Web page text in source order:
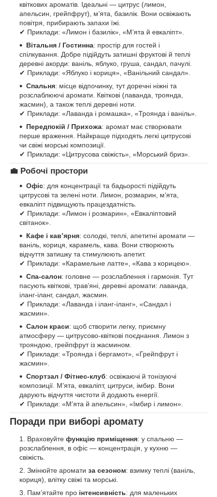
квіткових ароматів. Ідеальні — цитрус (лимон,
апельсин, грейпфрут), м’ята, базилік. Вони освіжають
повітря, прибирають запахи їжі.
✔ Приклади: «Лимон і базилік», «М’ята й евкаліпт».
Вітальня / Гостинна: простір для гостей і
спілкування. Добре підійдуть затишні фруктові й теплі
деревні акорди: ваніль, яблуко, груша, сандал, пачулі.
✔ Приклади: «Яблуко і кориця», «Ванільний сандал».
Спальня: місце відпочинку, тут доречні ніжні та
розслаблюючі аромати. Квіткові (лаванда, троянда,
жасмин), а також теплі деревні ноти.
✔ Приклади: «Лаванда і ромашка», «Троянда і ваніль».
Передпокій / Прихожа: аромат має створювати
перше враження. Найкраще підходять легкі цитрусові
чи свіжі морські композиції.
✔ Приклади: «Цитрусова свіжість», «Морський бриз».
💼 Робочі простори
Офіс: для концентрації та бадьорості підійдуть
цитрусові та зелені ноти. Лимон, розмарин, м’ята,
евкаліпт підвищують працездатність.
✔ Приклади: «Лимон і розмарин», «Евкаліптовий
світанок».
Кафе і кав’ярня: солодкі, теплі, апетитні аромати —
ваніль, кориця, карамель, кава. Вони створюють
відчуття затишку та стимулюють апетит.
✔ Приклади: «Карамельне латте», «Кава з корицею».
Спа-салон: головне — розслаблення і гармонія. Тут
пасують квіткові, трав’яні, деревні аромати: лаванда,
іланг-іланг, сандал, жасмин.
✔ Приклади: «Лаванда і іланг-іланг», «Сандал і
жасмин».
Салон краси: щоб створити легку, приємну
атмосферу — цитрусово-квіткові поєднання. Лимон з
трояндою, грейпфрут із жасмином.
✔ Приклади: «Троянда і бергамот», «Грейпфрут і
жасмин».
Спортзал / Фітнес-клуб: освіжаючі й тонізуючі
композиції. М’ята, евкаліпт, цитруси, імбир. Вони
дарують відчуття чистоти й додають енергії.
✔ Приклади: «М’ята й апельсин», «Імбир і лимон».
Поради при виборі аромату
Враховуйте функцію приміщення: у спальню —
розслаблення, в офіс — концентрація, у кухню —
свіжість.
Змінюйте аромати за сезоном: взимку теплі (ваніль,
кориця), влітку свіжі та морські.
Пам’ятайте про інтенсивність: для маленьких